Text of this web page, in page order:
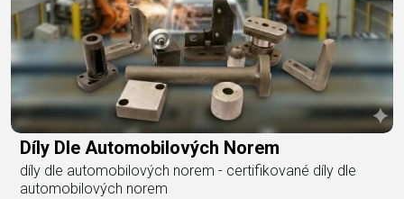
Díly Dle Automobilových Norem
díly dle automobilových norem - certifikované díly dle
automobilových norem